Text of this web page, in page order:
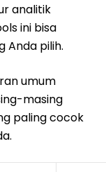
analitik
ini bisa
Anda pilih.
umum
masing
paling cocok